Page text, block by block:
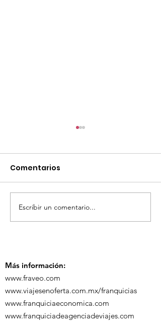
TourTravelynByFraveo
participó en la
Comentarios
Escribir un comentario...
Más información:
www.fraveo.com
www.viajesenoferta.com.mx/franquicias
www.franquiciaeconomica.com
www.franquiciadeagenciadeviajes.com